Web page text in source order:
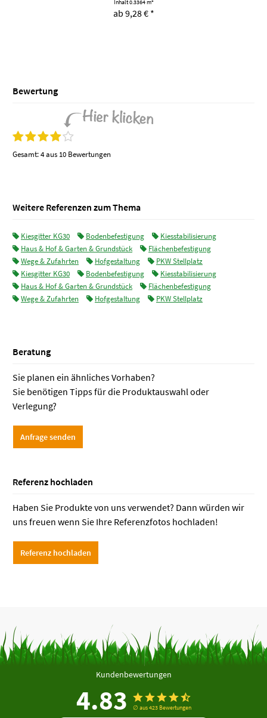
Inhalt0.3364 m²
ab 9,28 € *
Bewertung
Gesamt:4 aus 10 Bewertungen
Weitere Referenzen zum Thema
Kiesgitter KG30 Bodenbefestigung
Kiesstabilisierung
Haus & Hof & Garten & Grundstück
Flächenbefestigung
Wege & Zufahrten
Hofgestaltung
PKW Stellplatz
Kiesgitter KG30
Bodenbefestigung
Kiesstabilisierung
Haus & Hof & Garten & Grundstück
Flächenbefestigung
Wege & Zufahrten
Hofgestaltung PKW Stellplatz
Beratung
Sie planen ein ähnliches Vorhaben?
Sie benötigen Tipps für die Produktauswahl oder
Verlegung?
Anfrage senden
Referenz hochladen
Haben Sie Produkte von uns verwendet? Dann würden wir
uns freuen wenn Sie Ihre Referenzfotos hochladen!
Referenz hochladen
Kundenbewertungen
4.83 ∅ aus 423 Bewertungen